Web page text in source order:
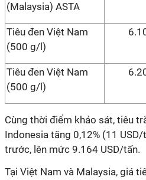
(Malaysia) ASTA
Tiêu đen Việt Nam
(500 g/l)
Tiêu đen Việt Nam
(500 g/l)
Cùng thời điểm khảo sát, tiêu
Indonesia tăng 0,12% (11
trước, lên mức 9.164 USD/tấn.
Tại Việt Nam và Malaysia, giá